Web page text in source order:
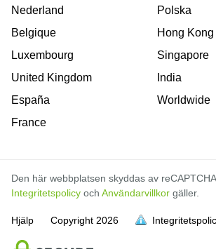
är full
är full
är full
är full
är full
är full
är full
är full
är full
är full
Nederland
Belgique
Luxembourg
United Kingdom
España
France
Polska
Hong Kong
Singapore
India
Worldwide
Den här webbplatsen skyddas av
Integritetspolicy och Användarvillkor gäller.
Hjälp Copyright 2026